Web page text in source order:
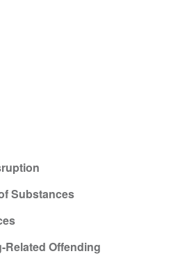
Substances
Offending